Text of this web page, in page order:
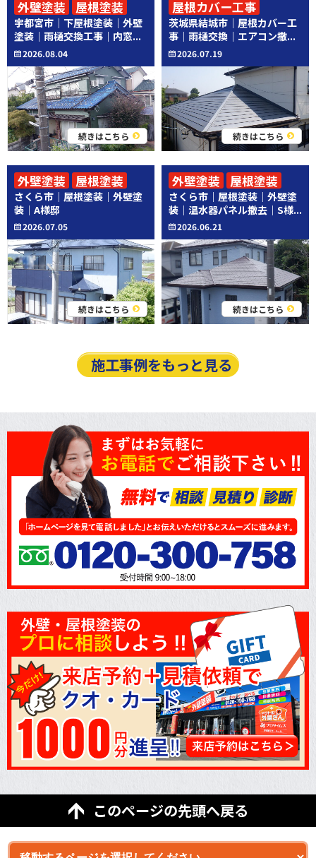
宇都宮市｜下屋根塗装｜外壁
塗装｜雨樋交換工事｜内窓...
2026.08.04
続きはこちら
外壁塗装
屋根塗装
その他工事
茨城県結城市｜屋根カバー工
事｜雨樋交換｜エアコン撤...
2026.07.19
続きはこちら
屋根カバー工事
その他工事
さくら市｜屋根塗装｜外壁塗
装｜A様邸
2026.07.05
続きはこちら
外壁塗装 屋根塗装
さくら市｜屋根塗装｜外壁塗
装｜温水器パネル撤去｜S様...
2026.06.21
続きはこちら
外壁塗装
屋根塗装
その他工事
施工事例をもっと見る
このページの先頭へ戻る